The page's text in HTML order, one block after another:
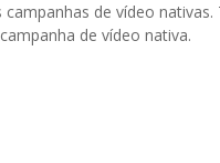
de vídeo
de vídeo nativa.